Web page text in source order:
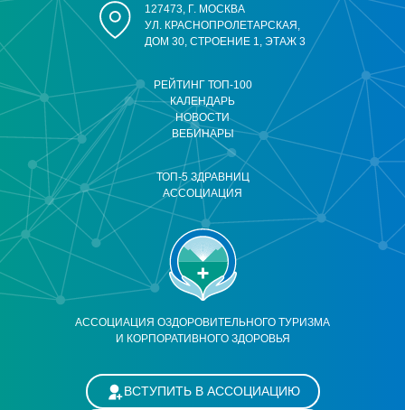
АССОЦИАЦИЯ ОЗДОРОВИТЕЛЬНОГО ТУРИЗМА
И КОРПОРАТИВНОГО ЗДОРОВЬЯ
РЕЙТИНГ ТОП-100
КАЛЕНДАРЬ
НОВОСТИ
ВЕБИНАРЫ
ТОП-5 ЗДРАВНИЦ
АССОЦИАЦИЯ
127473, Г. МОСКВА
УЛ. КРАСНОПРОЛЕТАРСКАЯ,
ДОМ 30, СТРОЕНИЕ 1, ЭТАЖ 3
ВСТУПИТЬ В АССОЦИАЦИЮ